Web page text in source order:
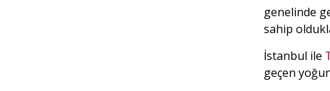
genelinde
sahip
İstanbul ile
geçen